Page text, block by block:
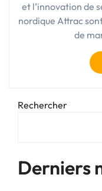
et l’innovation de
nordique Attrac
de
Rechercher
Derniers